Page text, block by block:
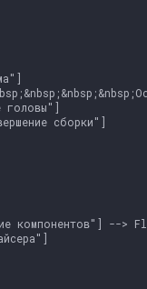
головы"]
сборки"]
компонентов"] -->